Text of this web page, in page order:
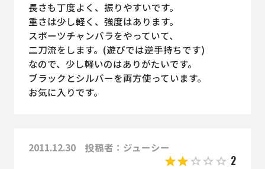
長さも丁度よく、振りやすいです。
重さは少し軽く、強度はあります。
スポーツチャンバラをやっていて、
二刀流をします。(遊びでは逆手持ちです)
なので、少し軽いのはありがたいです。
ブラックとシルバーを両方使っています。
お気に入りです。
2011.12.30 投稿者：ジューシー
2